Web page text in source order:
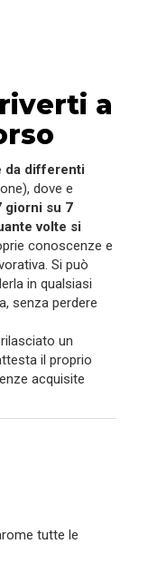
a
da differenti
dove e
giorni su 7
volte si
conoscenze e
Si può
in qualsiasi
senza perdere
un
il proprio
acquisite
tutte le